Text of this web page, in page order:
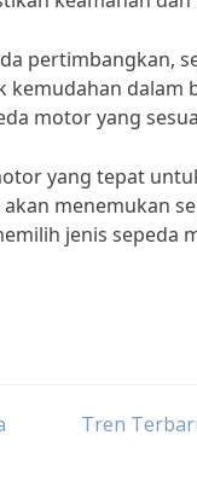
pertimbangkan,
kemudahan
motor yang
yang tepat
menemukan
jenis sepeda
Tren